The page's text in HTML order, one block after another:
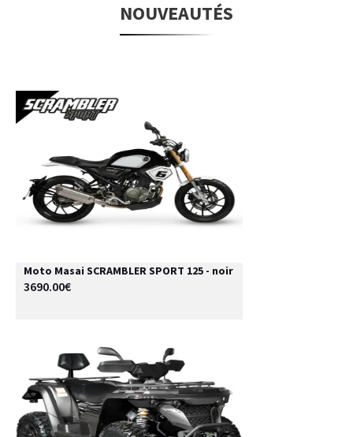
NOUVEAUTÉS
Moto Masai SCRAMBLER SPORT 125 - noir
3690.00€